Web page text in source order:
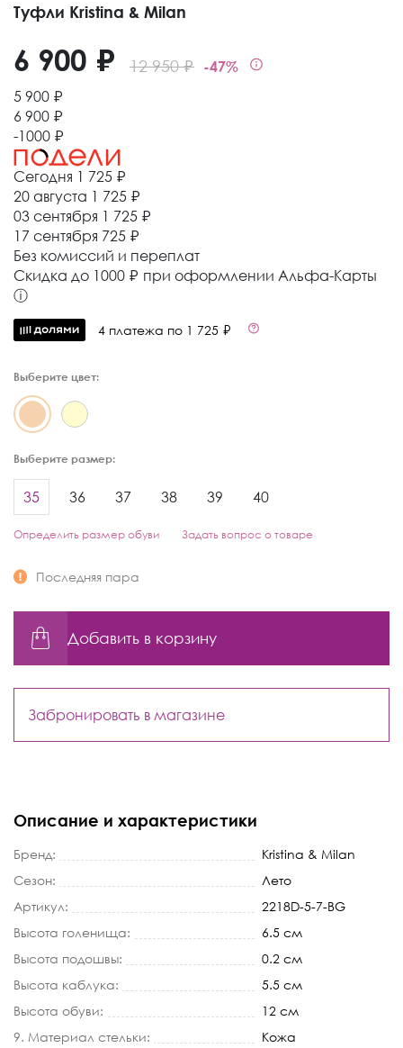
Туфли Kristina & Milan
12 950 ₽ -47%
6 900 ₽
5 900 ₽
6 900 ₽
-1000 ₽
Сегодня 1 725 ₽
20 августа 1 725 ₽
03 сентября 1 725 ₽
17 сентября 725 ₽
Без комиссий и переплат
Cкидка до 1000 ₽ при оформлении Альфа-Карты
ⓘ
4 платежа по 1 725 ₽
Выберите цвет:
Выберите размер:
35 36 37 38 39 40
Определить размер обуви Задать вопрос о товаре
Последняя пара
Добавить в корзину
Забронировать в магазине
Описание и характеристики
Бренд:
Kristina & Milan
Сезон:
Лето
Артикул:
2218D-5-7-BG
Высота голенища:
6.5 см
Высота подошвы:
0.2 см
Высота каблука:
5.5 см
Высота обуви:
12 см
9. Материал стельки:
Кожа